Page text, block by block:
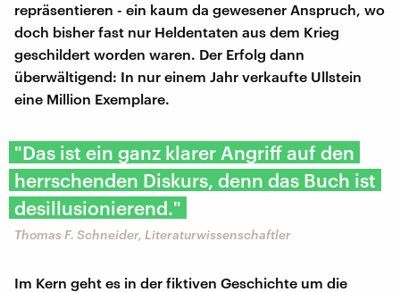
repräsentieren - ein kaum da gewesener Anspruch, wo
doch bisher fast nur Heldentaten aus dem Krieg
geschildert worden waren. Der Erfolg dann
überwältigend: In nur einem Jahr verkaufte Ullstein
eine Million Exemplare.
"Das ist ein ganz klarer Angriff auf den
herrschenden Diskurs, denn das Buch ist
desillusionierend."
Thomas F. Schneider, Literaturwissenschaftler
Im Kern geht es in der fiktiven Geschichte um die